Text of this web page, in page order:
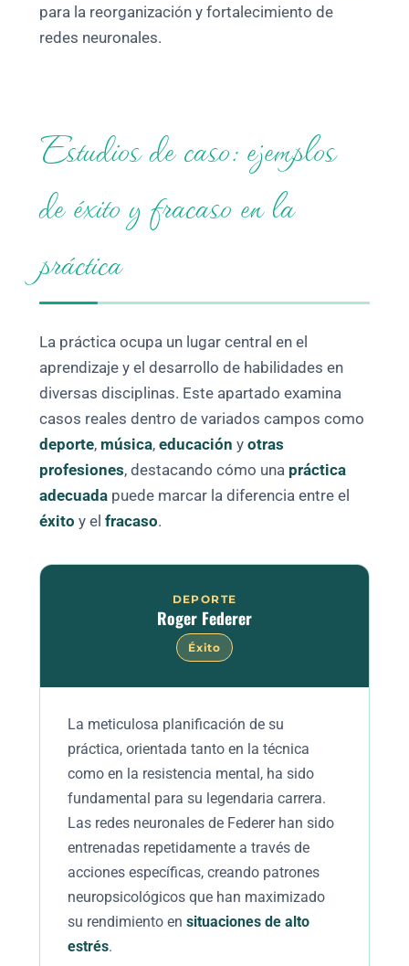
para la reorganización y fortalecimiento de
redes neuronales.
Estudios de caso: ejemplos
de éxito y fracaso en la
práctica
La práctica ocupa un lugar central en el
aprendizaje y el desarrollo de habilidades en
diversas disciplinas. Este apartado examina
casos reales dentro de variados campos como
deporte, música,educación yotras
profesiones, destacando cómo una práctica
adecuada puede marcar la diferencia entre el
éxito y elfracaso.
DEPORTE
Roger Federer
Éxito
La meticulosa planificación de su
práctica, orientada tanto en la técnica
como en la resistencia mental, ha sido
fundamental para su legendaria carrera.
Las redes neuronales de Federer han sido
entrenadas repetidamente a través de
acciones específicas, creando patrones
neuropsicológicos que han maximizado
su rendimiento ensituaciones de alto
estrés.